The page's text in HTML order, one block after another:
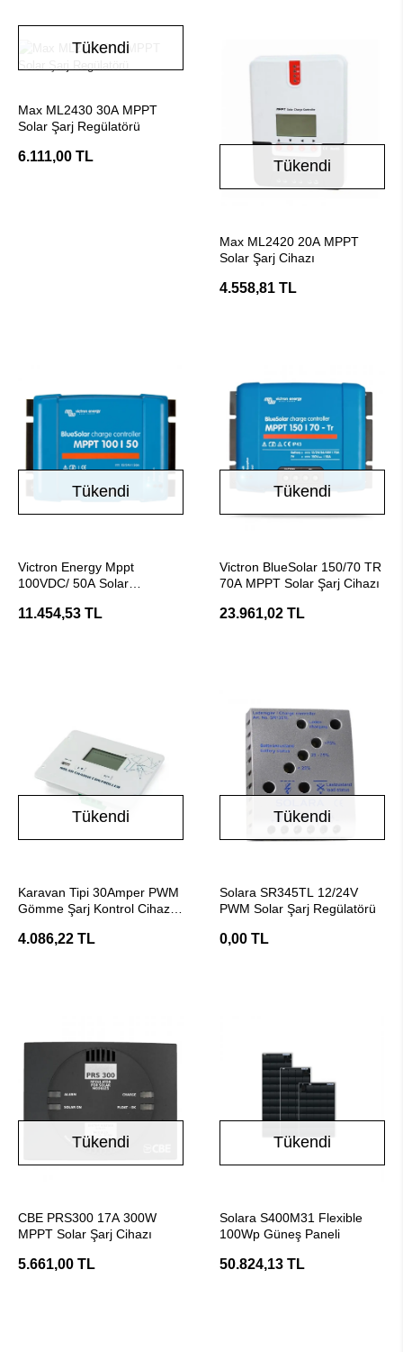
Tükendi
Max ML2430 30A MPPT
Solar Şarj Regülatörü
6.111,00 TL
Tükendi
Max ML2420 20A MPPT
Solar Şarj Cihazı
4.558,81 TL
Tükendi
Victron Energy Mppt
100VDC/ 50A Solar
11.454,53 TL
Tükendi
Victron BlueSolar 150/70 TR
70A MPPT Solar Şarj Cihazı
23.961,02 TL
Tükendi
Karavan Tipi 30Amper PWM
Gömme Şarj Kontrol Cihazı
4.086,22 TL
Tükendi
Solara SR345TL 12/24V
PWM Solar Şarj Regülatörü
0,00 TL
Tükendi
CBE PRS300 17A 300W
MPPT Solar Şarj Cihazı
5.661,00 TL
Tükendi
Solara S400M31 Flexible
100Wp Güneş Paneli
50.824,13 TL